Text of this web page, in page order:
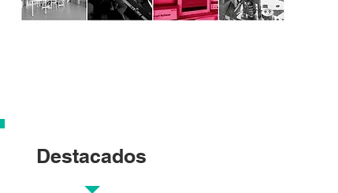
Destacados